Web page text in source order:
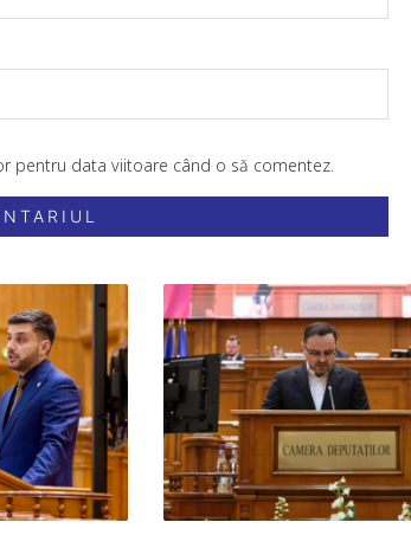
pentru data viitoare când o să comentez.